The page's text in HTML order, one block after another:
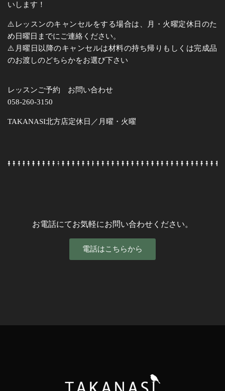
いします！
⚠️レッスンのキャンセルをする場合は、月・火曜定休日のた
め日曜日までにご連絡ください。
⚠️月曜日以降のキャンセルは材料の持ち帰りもしくは完成品
のお渡しのどちらかをお選び下さい
レッスンご予約 お問い合わせ
058-260-3150
TAKANASI北方店定休日／月曜・火曜
お電話にてお気軽にお問い合わせください。
電話はこちらから